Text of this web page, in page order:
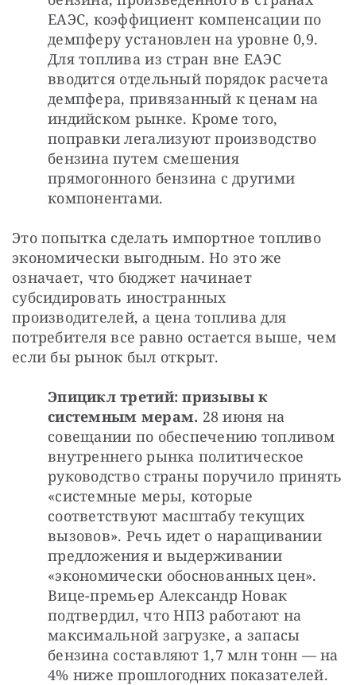
ЕАЭС, коэффициент компенсации по
демпферу установлен на уровне 0,9.
Для топлива из стран вне ЕАЭС
вводится отдельный порядок расчета
демпфера, привязанный к ценам на
индийском рынке. Кроме того,
поправки легализуют производство
бензина путем смешения
прямогонного бензина с другими
компонентами.
Это попытка сделать импортное топливо
экономически выгодным. Но это же
означает, что бюджет начинает
субсидировать иностранных
производителей, а цена топлива для
потребителя все равно остается выше, чем
если бы рынок был открыт.
Эпицикл третий: призывы к
системным мерам. 28 июня на
совещании по обеспечению топливом
внутреннего рынка политическое
руководство страны поручило принять
«системные меры, которые
соответствуют масштабу текущих
вызовов». Речь идет о наращивании
предложения и выдерживании
«экономически обоснованных цен».
Вице-премьер Александр Новак
подтвердил, что НПЗ работают на
максимальной загрузке, а запасы
бензина составляют 1,7 млн тонн — на
4% ниже прошлогодних показателей.